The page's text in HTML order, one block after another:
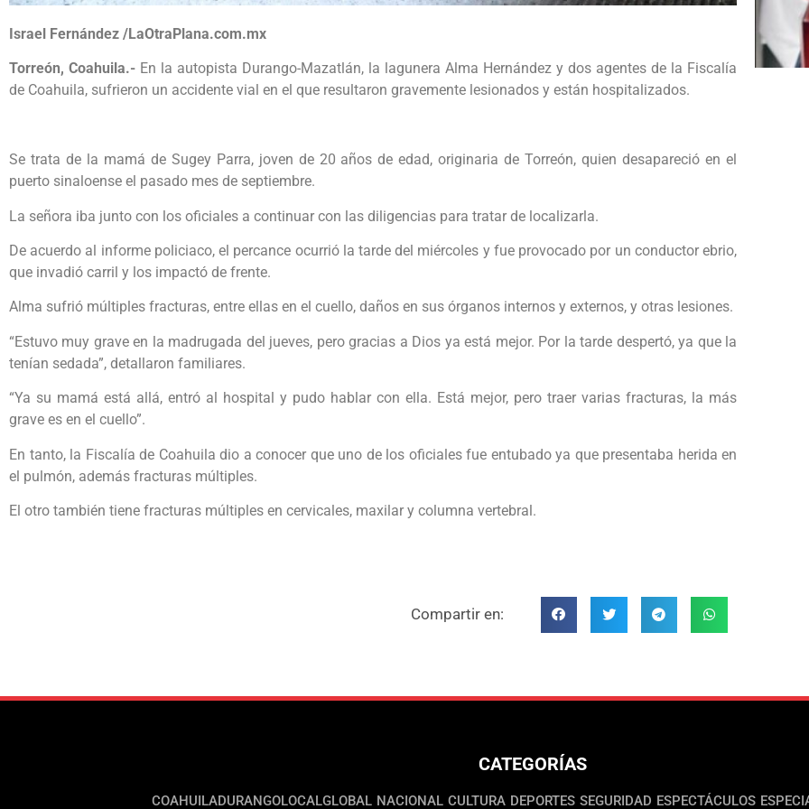
Israel Fernández /LaOtraPlana.com.mx
Torreón, Coahuila.- En la autopista Durango-Mazatlán, la lagunera Alma Hernández y dos agentes de la Fiscalía
de Coahuila, sufrieron un accidente vial en el que resultaron gravemente lesionados y están hospitalizados.
Se trata de la mamá de Sugey Parra, joven de 20 años de edad, originaria de Torreón, quien desapareció en el
puerto sinaloense el pasado mes de septiembre.
La señora iba junto con los oficiales a continuar con las diligencias para tratar de localizarla.
De acuerdo al informe policiaco, el percance ocurrió la tarde del miércoles y fue provocado por un conductor ebrio,
que invadió carril y los impactó de frente.
Alma sufrió múltiples fracturas, entre ellas en el cuello, daños en sus órganos internos y externos, y otras lesiones.
“Estuvo muy grave en la madrugada del jueves, pero gracias a Dios ya está mejor. Por la tarde despertó, ya que la
tenían sedada”, detallaron familiares.
“Ya su mamá está allá, entró al hospital y pudo hablar con ella. Está mejor, pero traer varias fracturas, la más
grave es en el cuello”.
En tanto, la Fiscalía de Coahuila dio a conocer que uno de los oficiales fue entubado ya que presentaba herida en
el pulmón, además fracturas múltiples.
El otro también tiene fracturas múltiples en cervicales, maxilar y columna vertebral.
Compartir en:
CATEGORÍAS
COAHUILADURANGOLOCALGLOBAL NACIONAL CULTURA DEPORTES SEGURIDAD ESPECTÁCULOS